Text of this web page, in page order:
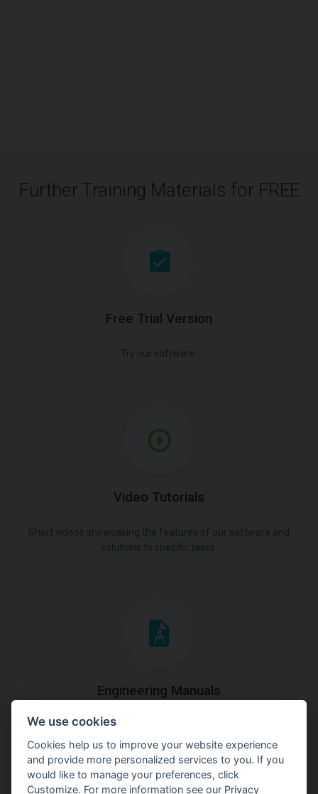
Further Training Materials for FREE
Free Trial Version
Video Tutorials
Engineering Manuals
Step by steps guides on how
to solve a specific tasks.
We use cookies
Cookies help us to improve your website experience
and provide more personalized services to you. If you
would like to manage your preferences, click
Customize. For more information see our Privacy